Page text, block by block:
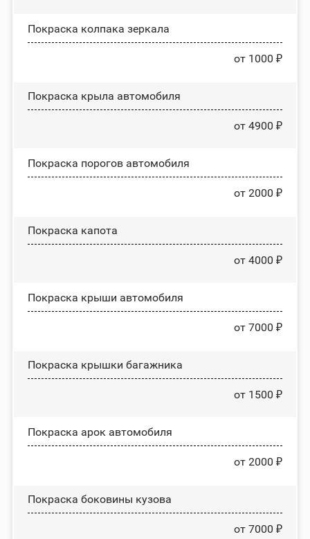
Покраска колпака зеркала
от 1000 ₽
Покраска крыла автомобиля
от 4900 ₽
Покраска порогов автомобиля
от 2000 ₽
Покраска капота
от 4000 ₽
Покраска крыши автомобиля
от 7000 ₽
Покраска крышки багажника
от 1500 ₽
Покраска арок автомобиля
от 2000 ₽
Покраска боковины кузова
от 7000 ₽